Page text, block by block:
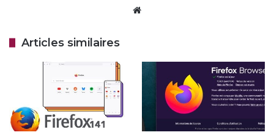
Acceptez l’avertissement.
Recherchez
browser.tabs.groups.enabled.
Cliquez sur l’icône de bascule pour passer àTrue.
Redémarrez Firefox.
La barre d’adresse de Firefox fait également peau neuve
Articles similaires